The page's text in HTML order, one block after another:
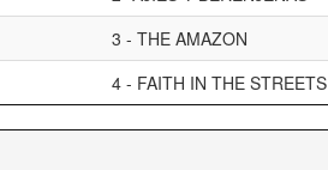
3 - THE AMAZON
4 - FAITH IN THE STREETS